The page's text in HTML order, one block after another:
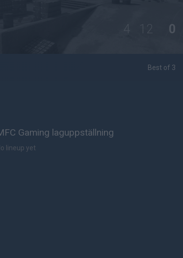
4 12 0
Best of 3
Gaming laguppställning
lineup yet